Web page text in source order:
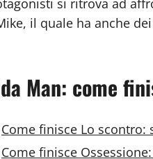
si ritrova ad
il quale ha anche
Man: come
Come finisce Lo
Come finisce